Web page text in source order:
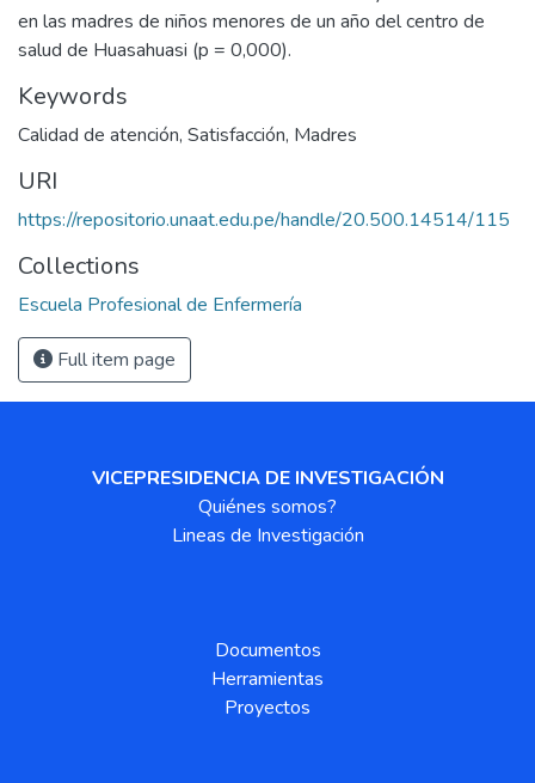
en las madres de niños menores de un año del centro de
salud de Huasahuasi (p = 0,000).
Keywords
Calidad de atención, Satisfacción, Madres
URI
https://repositorio.unaat.edu.pe/handle/20.500.14514/115
Collections
Escuela Profesional de Enfermería
Full item page
VICEPRESIDENCIA DE INVESTIGACIÓN
Quiénes somos?
Lineas de Investigación
Documentos
Herramientas
Proyectos